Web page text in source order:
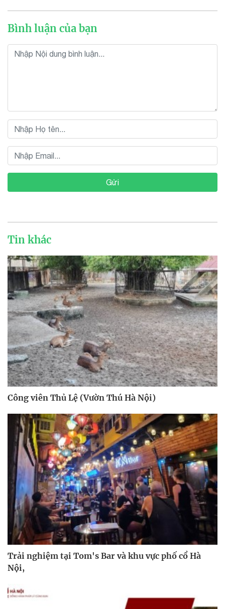
Bình luận của bạn
Gửi
Tin khác
Công viên Thủ Lệ (Vườn Thú Hà Nội)
Trải nghiệm tại Tom's Bar và khu vực phố cổ Hà
Nội,